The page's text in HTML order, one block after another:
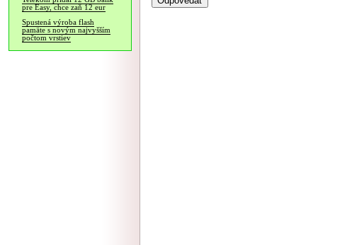
pre Easy, chce zaň 12 eur
Spustená výroba flash
pamäte s novým najvyšším
počtom vrstiev